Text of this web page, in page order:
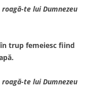
te lui Dumnezeu
trup femeiesc fiind
te lui Dumnezeu